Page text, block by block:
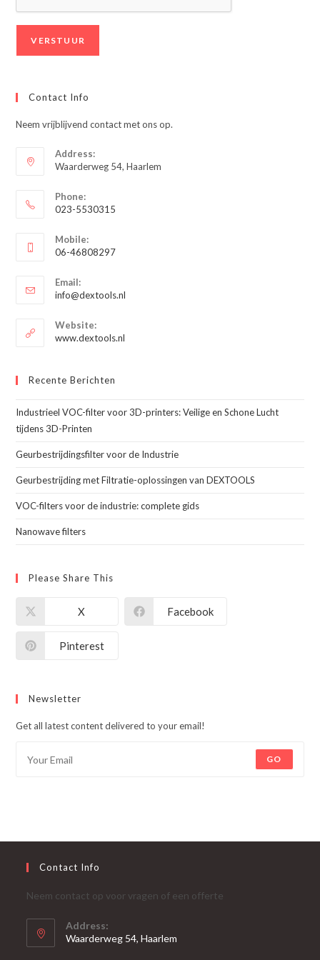
Contact Info
Neem vrijblijvend contact met ons op.
Address:
Waarderweg 54, Haarlem
Phone:
023-5530315
in
je
toepassing
Mobile:
06-46808297
in
je
toepassing
Email:
info@dextools.nl
Website:
www.dextools.nl
Recente Berichten
Industrieel VOC-filter voor 3D-printers: Veilige en Schone Lucht
tijdens 3D-Printen
Geurbestrijdingsfilter voor de Industrie
Geurbestrijding met Filtratie-oplossingen van DEXTOOLS
VOC-filters voor de industrie: complete gids
Nanowave filters
Please Share This
X Facebook
Pinterest
Newsletter
Get all latest content delivered to your email!
GO
Contact Info
Neem contact op voor vragen of een offerte
Address:
Waarderweg 54, Haarlem